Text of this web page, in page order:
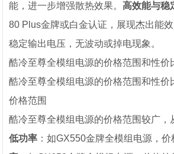
能，进一步增强散热效果。高效能与稳
80 Plus金牌或白金认证，展现杰出能
稳定输出电压，无波动或掉电现象。
酷冷至尊全模组电源的价格范围和性价
酷冷至尊全模组电源的价格范围和性价
价格范围
酷冷至尊全模组电源的价格范围较广，
低功率 ：如GX550金牌全模组电源，价